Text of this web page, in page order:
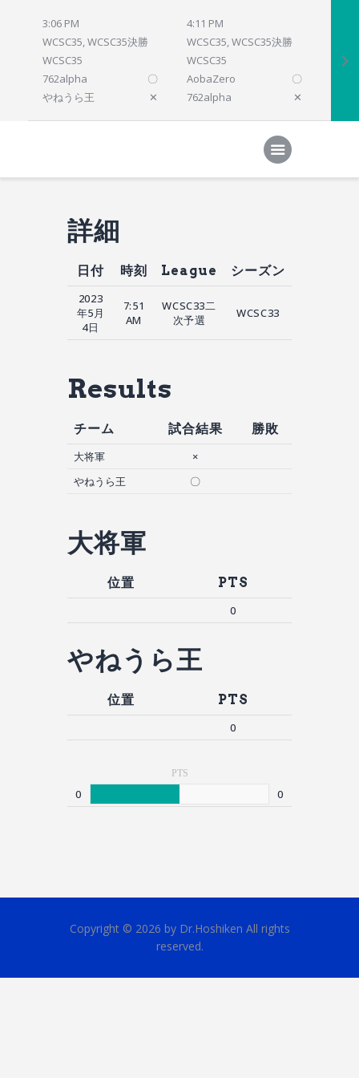
3:06 PM
WCSC35, WCSC35決勝
WCSC35
762alpha
〇
やねうら王
✕
4:11 PM
WCSC35, WCSC35決勝
WCSC35
AobaZero
〇
762alpha
✕
Home
参加プログラム
詳細
日付 時刻 League シーズン
2023
年5月
4日
7:51
AM
WCSC33二
次予選
WCSC33
Results
チーム 試合結果 勝敗
大将軍
×
やねうら王
〇
大将軍
位置 PTS
0
やねうら王
位置 PTS
0
PTS
0 0
Copyright © 2026 by Dr.Hoshiken All rights
reserved.